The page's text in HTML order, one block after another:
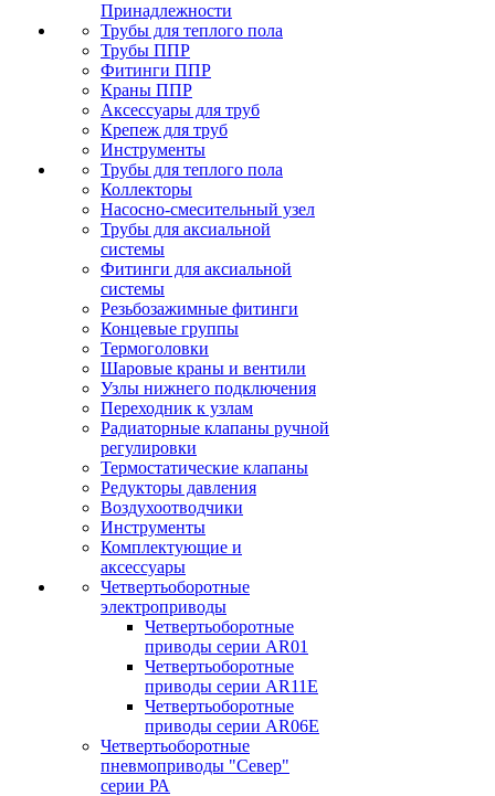
Принадлежности
Трубы для теплого пола
Трубы ППР
Фитинги ППР
Краны ППР
Аксессуары для труб
Крепеж для труб
Инструменты
Трубы для теплого пола
Коллекторы
Насосно-смесительный узел
Трубы для аксиальной
системы
Фитинги для аксиальной
системы
Резьбозажимные фитинги
Концевые группы
Термоголовки
Шаровые краны и вентили
Узлы нижнего подключения
Переходник к узлам
Радиаторные клапаны ручной
регулировки
Термостатические клапаны
Редукторы давления
Воздухоотводчики
Инструменты
Комплектующие и
аксессуары
Четвертьоборотные
электроприводы
Четвертьоборотные
приводы серии AR01
Четвертьоборотные
приводы серии AR11E
Четвертьоборотные
приводы серии AR06E
Четвертьоборотные
пневмоприводы "Север"
серии РА